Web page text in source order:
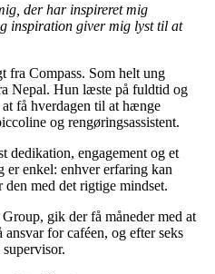
der har inspireret mig
inspiration giver mig lyst til at
fra Compass. Som helt ung
Nepal. Hun læste på fuldtid og
få hverdagen til at hænge
og rengøringsassistent.
dedikation, engagement og et
er enkel: enhver erfaring kan
med det rigtige mindset.
gik der få måneder med at
for caféen, og efter seks